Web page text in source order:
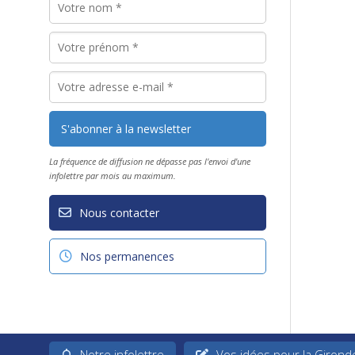
La fréquence de diffusion ne dépasse pas l'envoi d'une
infolettre par mois au maximum.
Nous contacter
Nos permanences